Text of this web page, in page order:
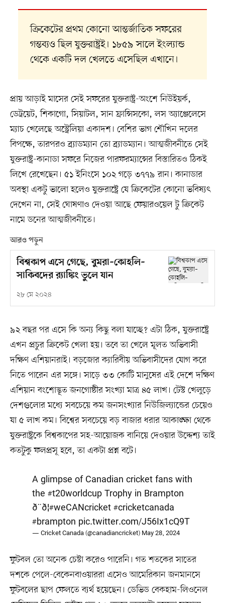
ক্রিকেটের প্রথম কোনো আন্তর্জাতিক সফরের
গন্তব্যও ছিল যুক্তরাষ্ট্রই। ১৮৫৯ সালে ইংল্যান্ড
থেকে একটি দল খেলতে এসেছিল এখানে।
প্রায় আড়াই মাসের সেই সফরের যুক্তরাষ্ট্র-অংশে নিউইয়র্ক,
ডেট্রয়েট, শিকাগো, সিয়াটল, সান ফ্রান্সিসকো, লস অ্যাঞ্জেলেসে
ম্যাচ খেলেছে অস্ট্রেলিয়া একাদশ। বেশির ভাগ শৌখিন দলের
বিপক্ষে, তারপরও ব্র্যাডম্যান তো ব্র্যাডম্যান। আত্মজীবনীতে সেই
যুক্তরাষ্ট্র-কানাডা সফরে নিজের পারফরম্যান্সের বিস্তারিতও ঠিকই
লিখে রেখেছেন। ৫১ ইনিংসে ১০২ গড়ে ৩৭৭৯ রান। কানাডার
অবস্থা একটু ভালো হলেও যুক্তরাষ্ট্রে যে ক্রিকেটের কোনো ভবিষ্যৎ
দেখেন না, সেই ঘোষণাও দেওয়া আছে ফেয়ারওয়েল টু ক্রিকেট
নামে ডনের আত্মজীবনীতে।
আরও পড়ুন
বিশ্বকাপ এসে গেছে, বুমরা–কোহলি–
সাকিবদের র‍্যাঙ্কিং ভুলে যান
২৮ মে ২০২৪
৯২ বছর পর এসে কি অন্য কিছু বলা যাচ্ছে? এটা ঠিক, যুক্তরাষ্ট্রে
এখন প্রচুর ক্রিকেট খেলা হয়। তবে তা খেলে মূলত অভিবাসী
দক্ষিণ এশিয়ানরাই। বড়জোর ক্যারিবীয় অভিবাসীদের যোগ করে
নিতে পারেন এর সঙ্গে। সাড়ে ৩৩ কোটি মানুষের এই দেশে দক্ষিণ
এশিয়ান বংশোদ্ভূত জনগোষ্ঠীর সংখ্যা মাত্র ৪৫ লাখ। টেস্ট খেলুড়ে
দেশগুলোর মধ্যে সবচেয়ে কম জনসংখ্যার নিউজিল্যান্ডের চেয়েও
যা ৫ লাখ কম। বিশ্বের সবচেয়ে বড় বাজার ধরার আকাঙ্ক্ষা থেকে
যুক্তরাষ্ট্রকে বিশ্বকাপের সহ-আয়োজক বানিয়ে দেওয়ার উদ্দেশ্য তাই
কতটুকু ফলপ্রসূ হবে, তা একটা প্রশ্ন বটে।
A glimpse of Canadian cricket fans with
the #t20worldcup Trophy in Brampton
ð¨ð¦#weCANcricket #cricketcanada
#brampton pic.twitter.com/J56Ix1cQ9T
— Cricket Canada (@canadiancricket) May 28, 2024
ফুটবল তো অনেক চেষ্টা করেও পারেনি। গত শতকের সাতের
দশকে পেলে-বেকেনবাওয়াররা এসেও আমেরিকান জনমানসে
ফুটবলের ছাপ ফেলতে ব্যর্থ হয়েছেন। ডেভিড বেকহাম-লিওনেল